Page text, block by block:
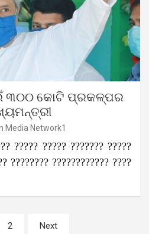
୩୦୦ କୋଟି ପ୍ରକଳ୍ପର
Media Network1
????? ????? ??????? ?????
???????? ???????????? ????
2 Next